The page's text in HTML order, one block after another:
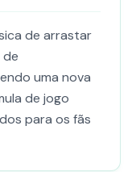
de arrastar
uma nova
de jogo
para os fãs